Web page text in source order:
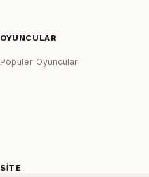
OYUNCULAR
Popüler Oyuncular
SITE